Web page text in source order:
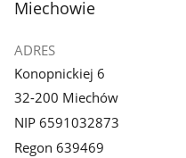
Miechowie
ADRES
Konopnickiej 6
32-200 Miechów
NIP 6591032873
Regon 639469